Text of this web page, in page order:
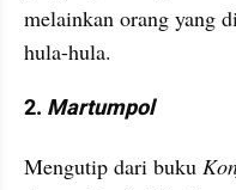
melainkan orang yang
hula-hula.
2. Martumpol
Mengutip dari buku